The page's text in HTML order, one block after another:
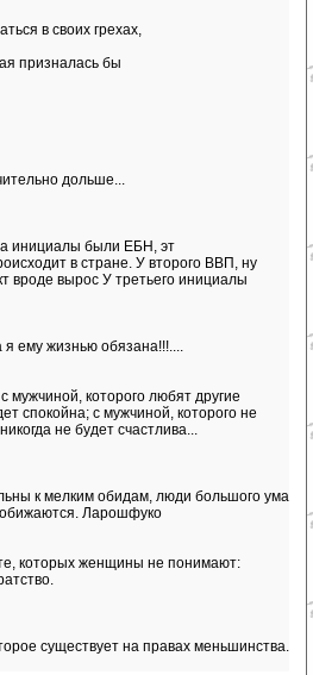
в своих грехах,
призналась бы
дольше...
инициалы были ЕБН, эт
в стране. У второго ВВП, ну
вроде вырос У третьего инициалы
я ему жизнью обязана!!!....
которого любят другие
спокойна; с мужчиной, которого не
не будет счастлива...
к мелким обидам, люди большого ума
Ларошфуко
которых женщины не понимают:
существует на правах меньшинства.